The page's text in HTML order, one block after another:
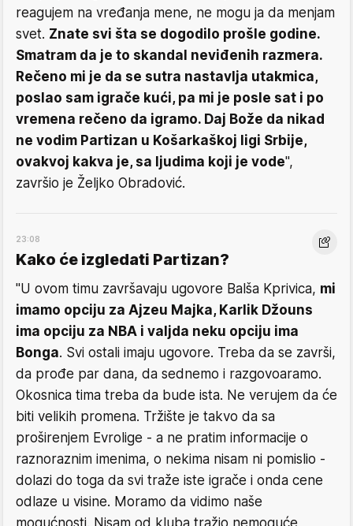
reagujem na vređanja mene, ne mogu ja da menjam
svet. Znate svi šta se dogodilo prošle godine.
Smatram da je to skandal neviđenih razmera.
Rečeno mi je da se sutra nastavlja utakmica,
poslao sam igrače kući, pa mi je posle sat i po
vremena rečeno da igramo. Daj Bože da nikad
ne vodim Partizan u Košarkaškoj ligi Srbije,
ovakvoj kakva je, sa ljudima koji je vode",
završio je Željko Obradović.
23:08
Kako će izgledati Partizan?
"U ovom timu završavaju ugovore Balša Kprivica, mi
imamo opciju za Ajzeu Majka, Karlik Džouns
ima opciju za NBA i valjda neku opciju ima
Bonga. Svi ostali imaju ugovore. Treba da se završi,
da prođe par dana, da sednemo i razgovoaramo.
Okosnica tima treba da bude ista. Ne verujem da će
biti velikih promena. Tržište je takvo da sa
proširenjem Evrolige - a ne pratim informacije o
raznoraznim imenima, o nekima nisam ni pomislio -
dolazi do toga da svi traže iste igrače i onda cene
odlaze u visine. Moramo da vidimo naše
mogućnosti. Nisam od kluba tražio nemoguće